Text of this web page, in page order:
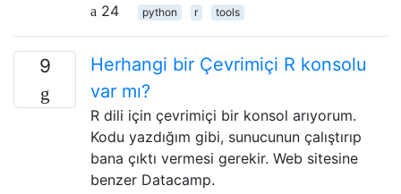
24
python r tools
9
Herhangi bir Çevrimiçi R konsolu
var mı?
R dili için çevrimiçi bir konsol arıyorum.
Kodu yazdığım gibi, sunucunun çalıştırıp
bana çıktı vermesi gerekir. Web sitesine
benzer Datacamp.